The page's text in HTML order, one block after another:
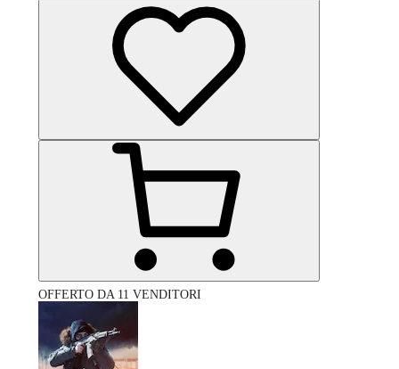
OFFERTO DA 11 VENDITORI